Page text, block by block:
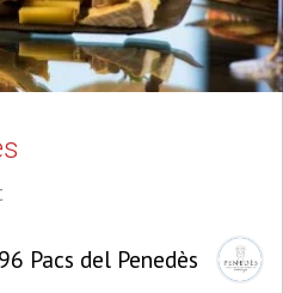
Pacs del Penedès